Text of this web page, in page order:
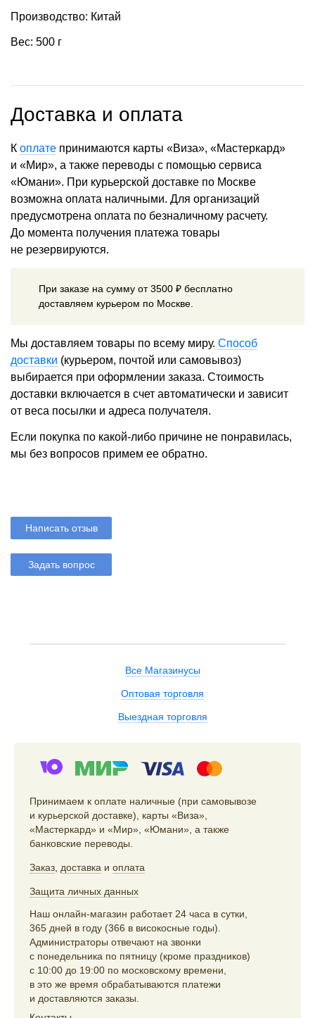
Производство: Китай
Вес: 500 г
Доставка и оплата
К оплате принимаются карты «Виза», «Мастеркард»
и «Мир», а также переводы с помощью сервиса
«Юмани». При курьерской доставке по Москве
возможна оплата наличными. Для организаций
предусмотрена оплата по безналичному расчету.
До момента получения платежа товары
не резервируются.
При заказе на сумму от 3500 ₽ бесплатно
доставляем курьером по Москве.
Мы доставляем товары по всему миру. Способ
доставки (курьером, почтой или самовывоз)
выбирается при оформлении заказа. Стоимость
доставки включается в счет автоматически и зависит
от веса посылки и адреса получателя.
Если покупка по какой-либо причине не понравилась,
мы без вопросов примем ее обратно.
Написать отзыв
Задать вопрос
Все Магазинусы
Оптовая торговля
Выездная торговля
Принимаем к оплате наличные (при самовывозе
и курьерской доставке), карты «Виза»,
«Мастеркард» и «Мир», «Юмани», а также
банковские переводы.
Заказ, доставка и оплата
Защита личных данных
Наш онлайн-магазин работает 24 часа в сутки,
365 дней в году (366 в високосные годы).
Администраторы отвечают на звонки
с понедельника по пятницу (кроме праздников)
с 10:00 до 19:00 по московскому времени,
в это же время обрабатываются платежи
и доставляются заказы.